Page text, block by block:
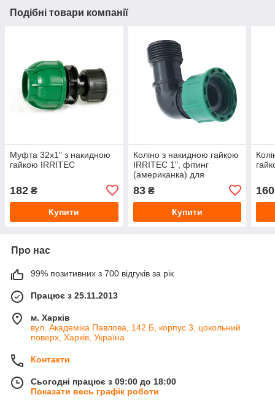
Подібні товари компанії
Муфта 32х1" з накидною
гайкою IRRITEC
182 ₴
Купити
Коліно з накидною гайкою
IRRITEC 1", фітинг
(американка) для
водопостачання
83₴
Купити
160
Про нас
99% позитивних з 700 відгуків за рік
Працює з 25.11.2013
м. Харків
вул. Академіка Павлова, 142 Б, корпус 3, цокольний
поверх, Харків, Україна
Контакти
Сьогодні працює з 09:00 до 18:00
Показати весь графік роботи